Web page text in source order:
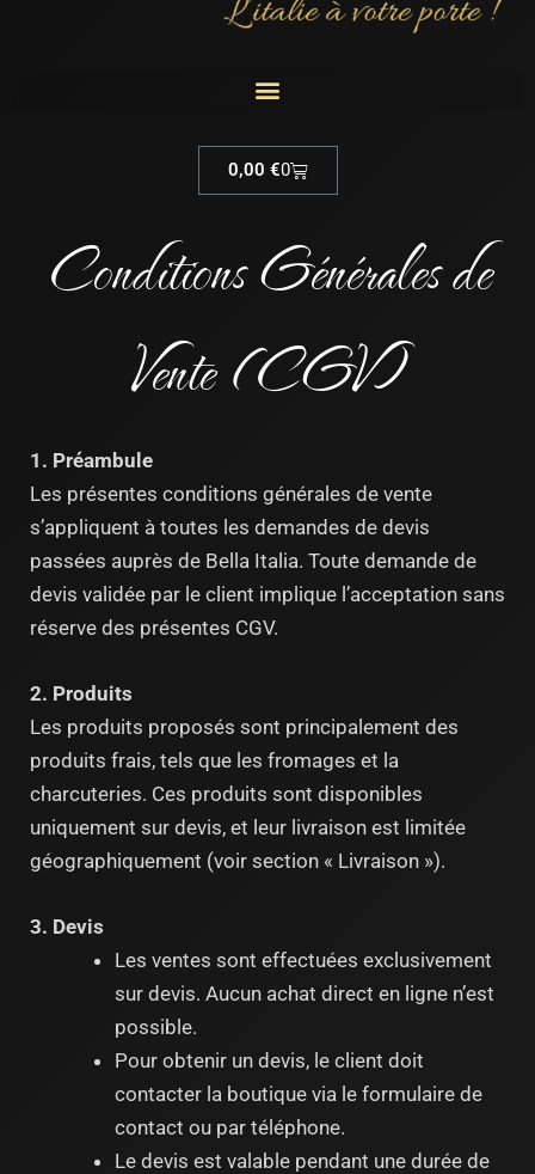
0,00 €0
Cart
Conditions Générales de
Vente (CGV)
1. Préambule
Les présentes conditions générales de vente
s’appliquent à toutes les demandes de devis
passées auprès de Bella Italia. Toute demande de
devis validée par le client implique l’acceptation sans
réserve des présentes CGV.
2. Produits
Les produits proposés sont principalement des
produits frais, tels que les fromages et la
charcuteries. Ces produits sont disponibles
uniquement sur devis, et leur livraison est limitée
géographiquement (voir section « Livraison »).
3. Devis
Les ventes sont effectuées exclusivement
sur devis. Aucun achat direct en ligne n’est
possible.
Pour obtenir un devis, le client doit
contacter la boutique via le formulaire de
contact ou par téléphone.
Le devis est valable pendant une durée de